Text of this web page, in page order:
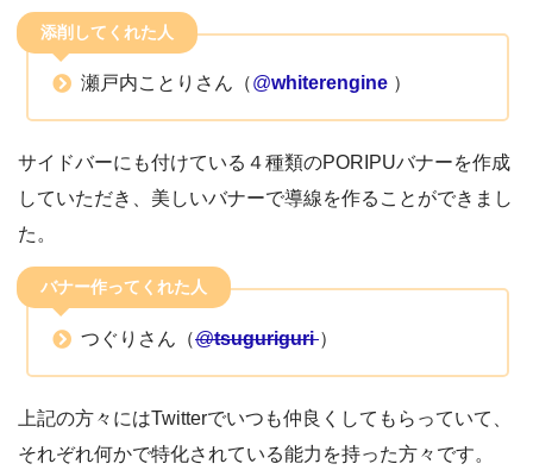
添削してくれた人
瀬戸内ことりさん（@whiterengine ）
サイドバーにも付けている４種類のPORIPUバナーを作成
していただき、美しいバナーで導線を作ることができまし
た。
バナー作ってくれた人
つぐりさん（@tsuguriguri ）
上記の方々にはTwitterでいつも仲良くしてもらっていて、
それぞれ何かで特化されている能力を持った方々です。